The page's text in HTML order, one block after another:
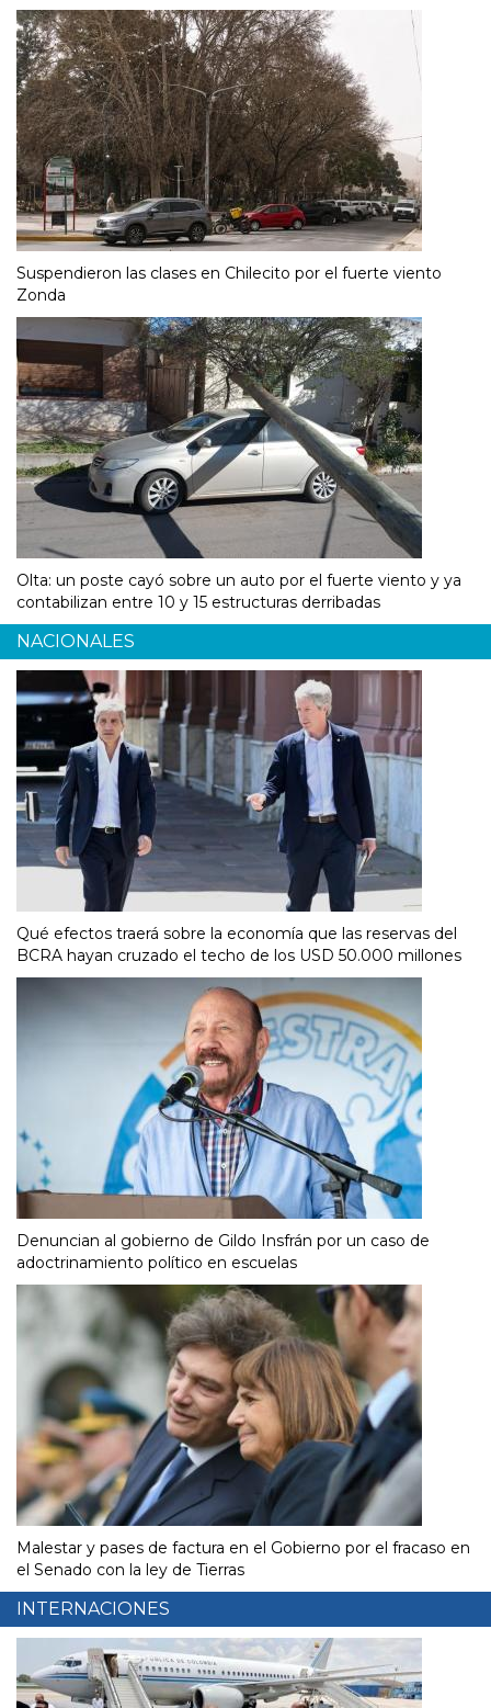
Suspendieron las clases en Chilecito por el fuerte viento
Zonda
Olta: un poste cayó sobre un auto por el fuerte viento y ya
contabilizan entre 10 y 15 estructuras derribadas
NACIONALES
Qué efectos traerá sobre la economía que las reservas del
BCRA hayan cruzado el techo de los USD 50.000 millones
Denuncian al gobierno de Gildo Insfrán por un caso de
adoctrinamiento político en escuelas
Malestar y pases de factura en el Gobierno por el fracaso en
el Senado con la ley de Tierras
INTERNACIONES